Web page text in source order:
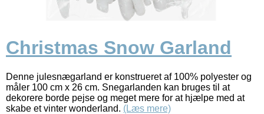
Christmas Snow Garland
Denne julesnægarland er konstrueret af 100% polyester og
måler 100 cm x 26 cm. Snegarlanden kan bruges til at
dekorere borde pejse og meget mere for at hjælpe med at
skabe et vinter wonderland. (Læs mere)